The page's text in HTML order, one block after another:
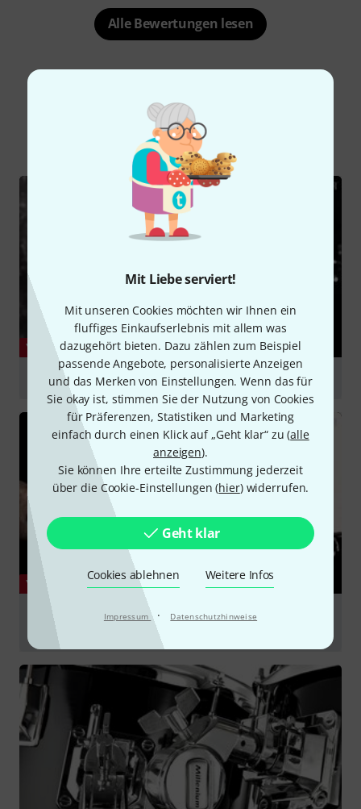
Mit Liebe serviert!
Mit unseren Cookies möchten wir Ihnen ein
fluffiges Einkaufserlebnis mit allem was
dazugehört bieten. Dazu zählen zum Beispiel
passende Angebote, personalisierte Anzeigen
und das Merken von Einstellungen. Wenn das für
Sie okay ist, stimmen Sie der Nutzung von Cookies
für Präferenzen, Statistiken und Marketing
einfach durch einen Klick auf „Geht klar“ zu (alle
anzeigen).
Sie können Ihre erteilte Zustimmung jederzeit
über die Cookie-Einstellungen (hier) widerrufen.
Geht klar
Cookies ablehnen Weitere Infos
Impressum · Datenschutzhinweise
Alle Bewertungen lesen
Schon gewusst?
Ratgeber
YOUTUBE
SONOR presents: Perfect Balance by Jojo Mayer
abspielen
YOUTUBE
PERFECT BALANCE PEDAL BY JOJO MAYER setup
instruction video | Part One